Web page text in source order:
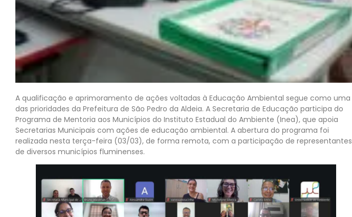
A qualificação e aprimoramento de ações voltadas à Educação Ambiental segue como uma
das prioridades da Prefeitura de São Pedro da Aldeia. A Secretaria de Educação participa do
Programa de Mentoria aos Municípios do Instituto Estadual do Ambiente (Inea), que apoia
Secretarias Municipais com ações de educação ambiental. A abertura do programa foi
realizada nesta terça-feira (03/03), de forma remota, com a participação de representantes
de diversos municípios fluminenses.